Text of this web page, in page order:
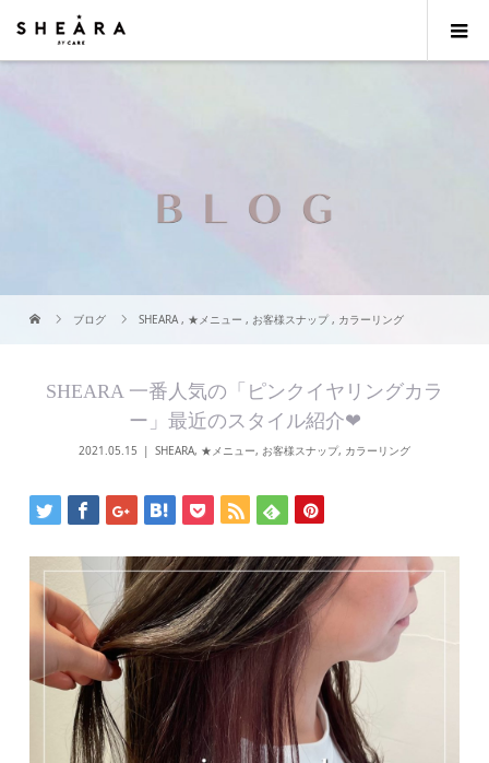
ブログ SHEARA , ★メニュー , お客様スナップ , カラーリング
SHEARA 一番人気の「ピンクイヤリングカラ
ー」最近のスタイル紹介❤︎
2021.05.15 SHEARA, ★メニュー, お客様スナップ, カラーリング